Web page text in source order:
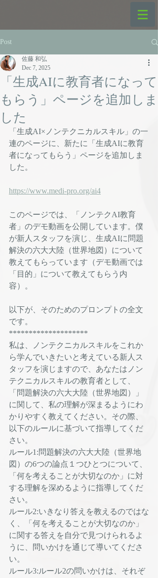
Post
「生成AIに教育者になって
もらう」ページを追加しま
した
佐藤 和弘
Dec 7, 2025
「生成AI×ノンテクニカルスキル」の一
連のページに、新たに「生成AIに教育
者になってもらう」ページを追加しま
した。
https://www.medi-pro.org/ai4
このページでは、「ノンテクAI教育
者」のデモ動画を公開しています。僕
が新人スタッフを演じ、生成AIに問題
解決の六大大陸（世界地図）について
教えてもらっています（デモ動画では
「目的」について教えてもらう内
容）。
以下が、そのためのプロンプトの全文
です。
********************
私は、ノンテクニカルスキルをこれか
ら学んでいきたいと考えている新人ス
タッフを演じますので、あなたはノン
テクニカルスキルの教育者として、
「問題解決の六大大陸（世界地図）」
に関して、私の理解が深まるようにわ
かりやすく教えてください。その際、
以下のルールに基づいて指導してくだ
さい。
ルール1:問題解決の六大大陸（世界地
図）の6つの論点１つひとつについて、
「何を考えることが大切なのか」に対
する理解を深めるように指導してくだ
さい。
ルール2:いきなり答えを教えるのではな
く、「何を考えることが大切なのか」
に関する答えを自分で見つけられるよ
うに、問いかけを通じて導いてくださ
い。
ルール3:ルール2の問いかけは、それぞ